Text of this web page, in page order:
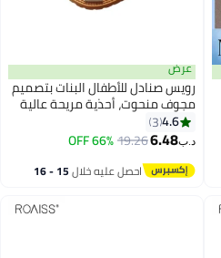
3
عرض
رويس صنادل للأطفال البنات بتصميم
مجوف منحوت، أحذية مريحة عالية
الجودة للمشي للأطفال الصغار،
أحذية شاطئية صيفية غير رسمية
بنعل مطاطي مانع للانزلاق، أحذية
خارجية قابلة للتنفس للأطفال الصغار
4.6
3
د.ب‏6.48
19.26
66% OFF
احصل عليه خلال 15 - 16